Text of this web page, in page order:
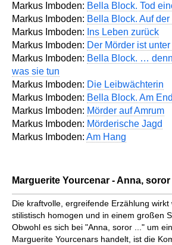
Markus Imboden: Bella Block. Tod
Markus Imboden: Bella Block. Auf der
Markus Imboden: Ins Leben zurück
Markus Imboden: Der Mörder ist
Markus Imboden: Bella Block. …
was sie tun
Markus Imboden: Die Leibwächterin
Markus Imboden: Bella Block. Am
Markus Imboden: Mörder auf Amrum
Markus Imboden: Mörderische Jagd
Markus Imboden: Am Hang
Marguerite Yourcenar - Anna, soror
Die kraftvolle, ergreifende Erzählung
stilistisch homogen und in einem großen
Obwohl es sich bei "Anna, soror ..." um
Marguerite Yourcenars handelt, ist die